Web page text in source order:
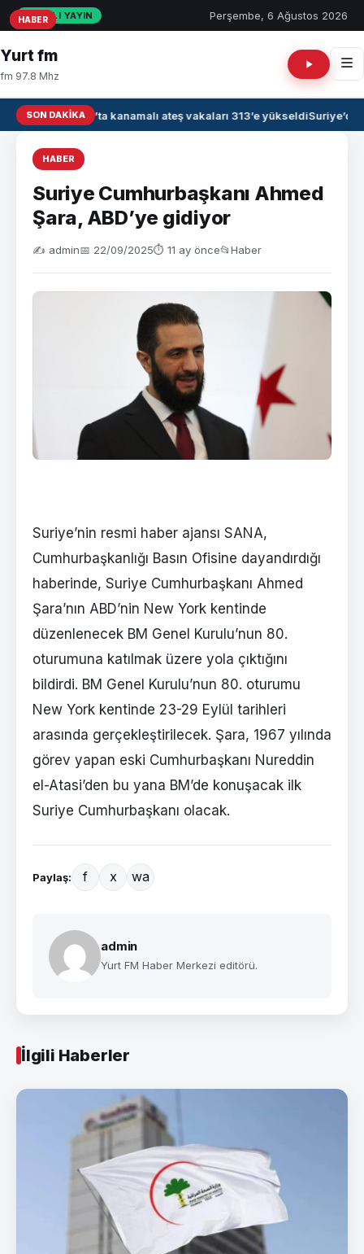
CANLI YAYIN Perşembe, 6 Ağustos 2026
Yurt fm
fm 97.8 Mhz
SON DAKIKAIrak’ta kanamalı ateş vakaları 313’e yükseldiSuriye’de
HABER
Suriye Cumhurbaşkanı Ahmed
Şara, ABD’ye gidiyor
✍️ admin📅 22/09/2025⏱ 11 ay önce📂Haber
Suriye’nin resmi haber ajansı SANA,
Cumhurbaşkanlığı Basın Ofisine dayandırdığı
haberinde, Suriye Cumhurbaşkanı Ahmed
Şara’nın ABD’nin New York kentinde
düzenlenecek BM Genel Kurulu’nun 80.
oturumuna katılmak üzere yola çıktığını
bildirdi. BM Genel Kurulu’nun 80. oturumu
New York kentinde 23-29 Eylül tarihleri
arasında gerçekleştirilecek. Şara, 1967 yılında
görev yapan eski Cumhurbaşkanı Nureddin
el-Atasi’den bu yana BM’de konuşacak ilk
Suriye Cumhurbaşkanı olacak.
Paylaş: f x wa
admin
Yurt FM Haber Merkezi editörü.
İlgili Haberler
HABER
HABER
HABER